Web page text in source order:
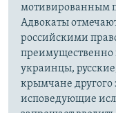
мотивированным
Адвокаты
российскими
преимущественно
украинцы,
крымчане другого
исповедующие